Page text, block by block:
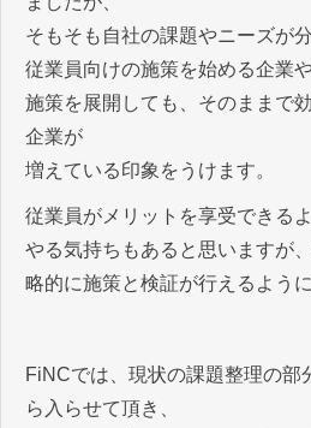
そもそも自社の課題やニーズが
従業員向けの施策を始める企業
施策を展開しても、そのままで
企業が
増えている印象をうけます。
従業員がメリットを享受できる
やる気持ちもあると思いますが
略的に施策と検証が行えるよう
FiNCでは、現状の課題整理の部
ら入らせて頂き、